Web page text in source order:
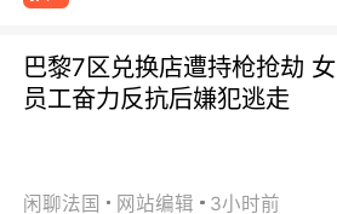
巴黎7区兑换店遭持枪抢劫 女
员工奋力反抗后嫌犯逃走
闲聊法国 网站编辑 3小时前